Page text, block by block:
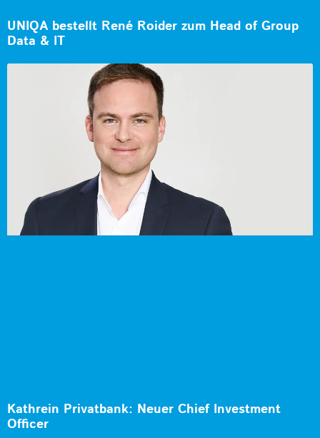
UNIQA bestellt René Roider zum Head of Group
Data & IT
Kathrein Privatbank: Neuer Chief Investment
Officer